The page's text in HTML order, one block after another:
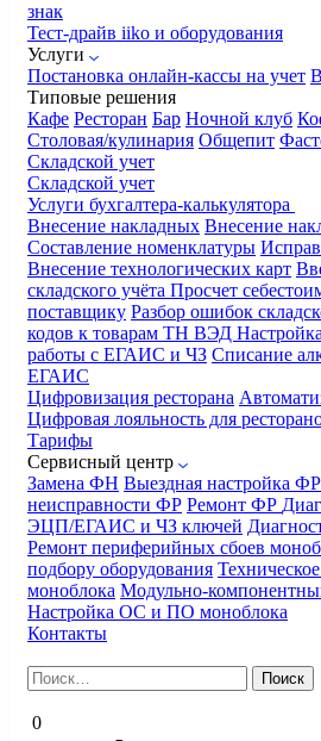
знак
Тест-драйв iiko и оборудования
Услуги
Постановка онлайн-кассы на учет
Типовые решения
Кафе Ресторан Бар Ночной клуб
Столовая/кулинария Общепит
Складской учет
Складской учет
Услуги бухгалтера-калькулятора
Внесение накладных Внесение
Составление номенклатуры
Внесение технологических карт
складского учёта Просчет
поставщику Разбор ошибок
кодов к товарам ТН ВЭД
работы с ЕГАИС и ЧЗ Списание
ЕГАИС
Цифровизация ресторана
Цифровая лояльность для
Тарифы
Сервисный центр
Замена ФН Выездная настройка ФР
неисправности ФР Ремонт ФР
ЭЦП/ЕГАИС и ЧЗ ключей
Ремонт периферийных сбоев
подбору оборудования
моноблока Модульно-
Настройка ОС и ПО моноблока
Контакты
Найти:
0